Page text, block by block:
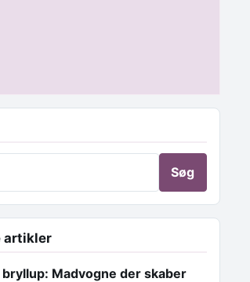
artikler
bryllup: Madvogne der skaber